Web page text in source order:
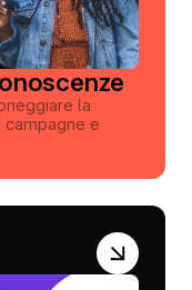
la
campagne e